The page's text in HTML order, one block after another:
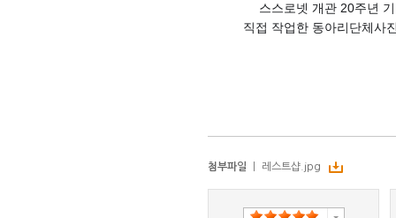
스스로넷 개관 20주년
직접 작업한 동아리단체사
첨부파일 레스트샵.jpg